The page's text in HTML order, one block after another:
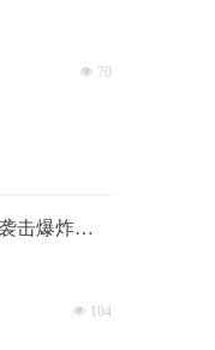
넶 70
넶 104